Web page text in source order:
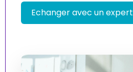
Echanger avec un expert